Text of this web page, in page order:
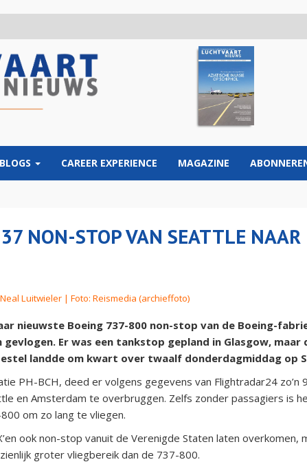
CAREER EXPERIENCE MAGAZINE
NON-STOP VAN SEATTLE NAAR
Neal Luitwieler | Foto: Reismedia (archieffoto)
nieuwste Boeing 737-800 non-stop van de Boeing-
Er was een tankstop gepland in Glasgow, maar
landde om kwart over twaalf donderdagmiddag op
PH-BCH, deed er volgens gegevens van Flightradar24 zo’n
en Amsterdam te overbruggen. Zelfs zonder passagiers is
om zo lang te vliegen.
ook non-stop vanuit de Verenigde Staten laten overkomen,
groter vliegbereik dan de 737-800.